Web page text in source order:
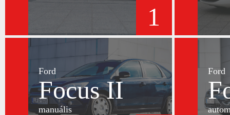
1
Ford
Focus II
manuális
Ford